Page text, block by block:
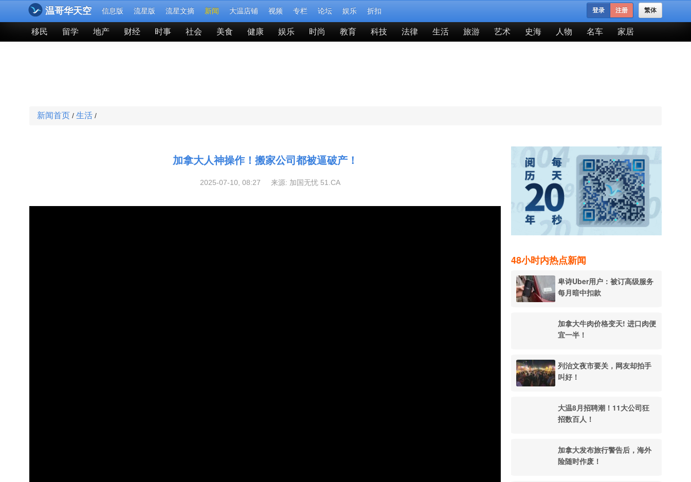
温哥华天空 信息版 流星版 流星文摘 新闻 大温店铺 视频 专栏 论坛 娱乐 折扣 繁体
登录 注册
移民 留学 地产 财经 时事 社会 美食 健康 娱乐 时尚 教育 科技 法律 生活 旅游 艺术 史海 人物 名车 家居
新闻首页 / 生活 /
加拿大人神操作！搬家公司都被逼破产！
2025-07-10, 08:27 来源: 加国无忧 51.CA
48小时内热点新闻
卑诗Uber用户：被订高级服务
每月暗中扣款
加拿大牛肉价格变天! 进口肉便
宜一半！
列治文夜市要关，网友却拍手
叫好！
大温8月招聘潮！11大公司狂
招数百人！
加拿大发布旅行警告后，海外
险随时作废！